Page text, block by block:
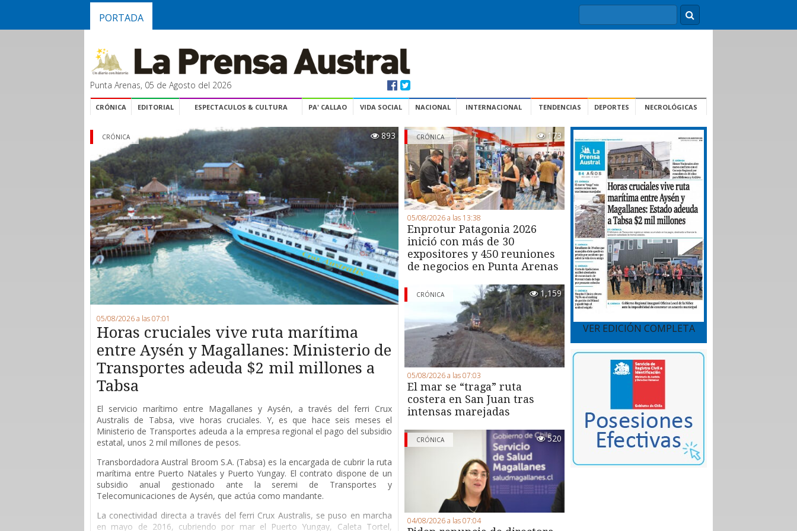
PORTADA
Punta Arenas, 05 de Agosto del 2026
CRÓNICA EDITORIAL ESPECTACULOS & CULTURA PA' CALLAO VIDA SOCIAL NACIONAL INTERNACIONAL TENDENCIAS DEPORTES NECROLÓGICAS
893
CRÓNICA
05/08/2026 a las 07:01
Horas cruciales vive ruta marítima
entre Aysén y Magallanes: Ministerio de
Transportes adeuda $2 mil millones a
Tabsa
El servicio marítimo entre Magallanes y Aysén, a través del ferri Crux
Australis de Tabsa, vive horas cruciales. Y, es que hace seis meses el
Ministerio de Transportes adeuda a la empresa regional el pago del subsidio
estatal, unos 2 mil millones de pesos.
Transbordadora Austral Broom S.A. (Tabsa) es la encargada de cubrir la ruta
marítima entre Puerto Natales y Puerto Yungay. El contrato dispone de un
subsidio anual gestionado ante la seremi de Transportes y
Telecomunicaciones de Aysén, que actúa como mandante.
La conectividad directa a través del ferri Crux Australis, se puso en marcha
en mayo de 2016, cubriendo por mar el Puerto Yungay, Caleta Tortel,
CRÓNICA 173
05/08/2026 a las 13:38
Enprotur Patagonia 2026
inició con más de 30
expositores y 450 reuniones
de negocios en Punta Arenas
CRÓNICA 1,159
05/08/2026 a las 07:03
El mar se “traga” ruta
costera en San Juan tras
intensas marejadas
CRÓNICA 520
04/08/2026 a las 07:04
VER EDICIÓN COMPLETA